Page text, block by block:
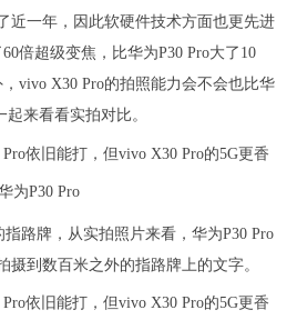
近一年，因此软硬件技术方面也更先进
倍超级变焦，比华为P30 Pro大了10
vivo X30 Pro的拍照能力会不会也比华
来看看实拍对比。
为P30 Pro
路牌，从实拍照片来看，华为P30 Pro
摄到数百米之外的指路牌上的文字。